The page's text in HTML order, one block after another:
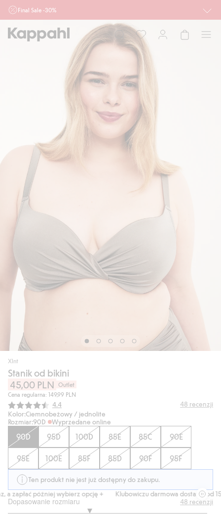
Final Sale -30%
Ważne przy zakupie min. 2 sztuk produktów włączonych w ofertę, również z
działu outlet do 10.8 w sklepach Kappahl i Newbie oraz na kappahl.com. Ofert
nie łączymy
Mężczyzna
Xlnt
Stanik od bikini
45,00 PLN
Outlet
Cena regularna: 149,99 PLN
Średnia ocena:
4.4 48 recenzji
Kolor:Ciemnobeżowy / jednolite
Rozmiar:90D Wyprzedane online
90D 95D 100D 85E 85C 90E
95E 100E 85F 85D 90F 95F
Ten produkt nie jest już dostępny do zakupu.
zapłać później wybierz opcję +
Klubowiczu darmowa dostawa od 150
Dopasowanie rozmiaru 48 recenzji